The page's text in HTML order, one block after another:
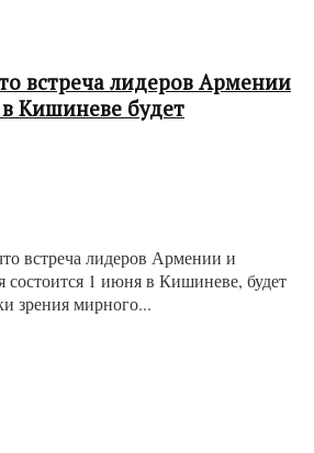
встреча лидеров Армении
Кишиневе будет
встреча лидеров Армении и
состоится 1 июня в Кишиневе, будет
зрения мирного...